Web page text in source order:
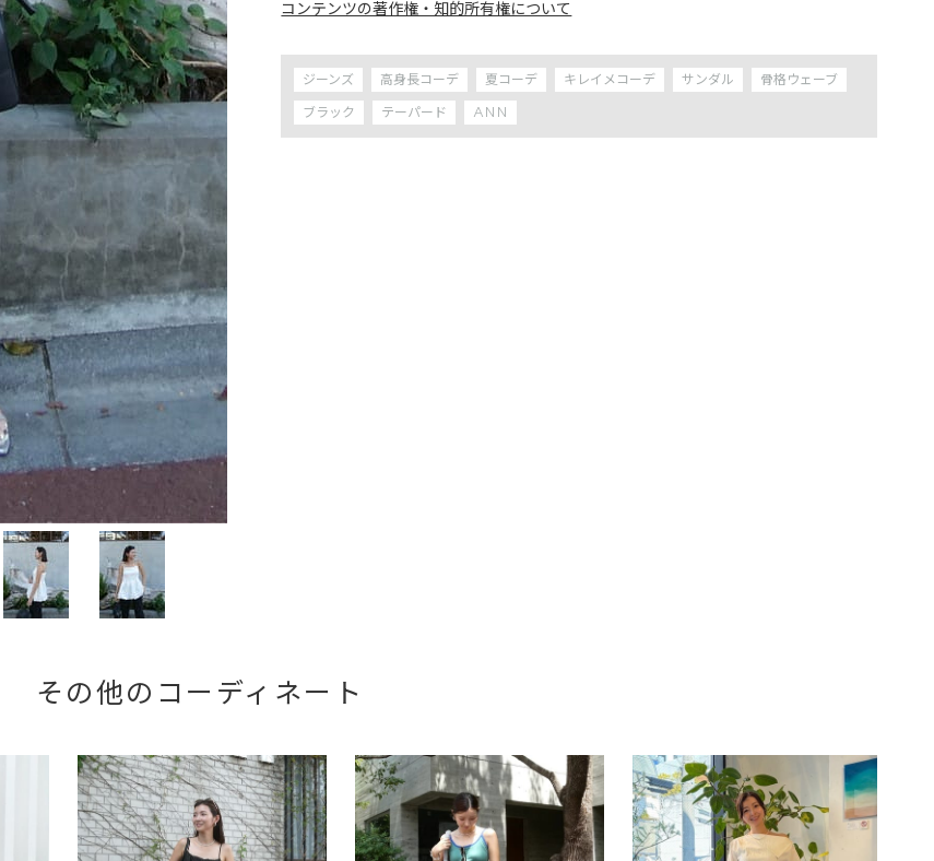
コンテンツの著作権・知的所有権について
ジーンズ 高身長コーデ 夏コーデ キレイメコーデ サンダル 骨格ウェーブ
ブラック テーパード ANN
その他のコーディネート